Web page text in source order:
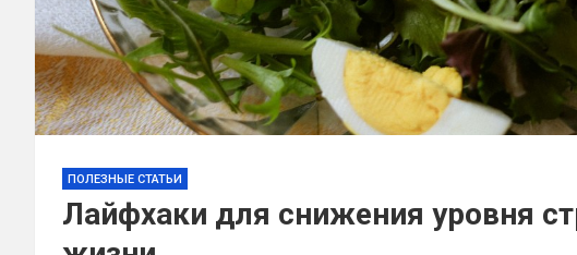
ПОЛЕЗНЫЕ СТАТЬИ
Лайфхаки для снижения уровня